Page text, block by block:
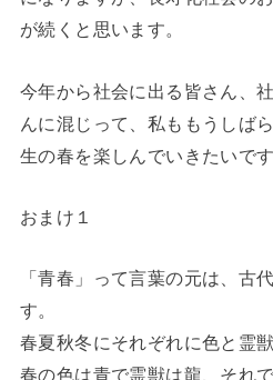
が続くと思います。
今年から社会に出る皆さん、
んに混じって、私ももうしば
生の春を楽しんでいきたいです
おまけ１
「青春」って言葉の元は、古
す。
春夏秋冬にそれぞれに色と霊
春の色は青で霊獣は龍、それ